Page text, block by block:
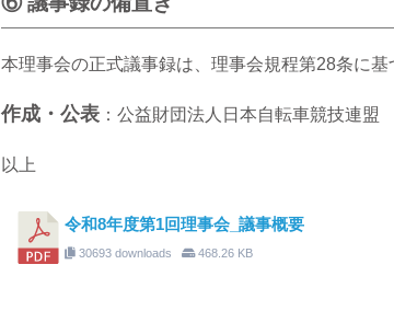
本理事会の正式議事録は、理事会規程第28条に
作成・公表 ：公益財団法人日本自転車競技連
以上
令和8年度第1回理事会_議事概要
30693 downloads 468.26 KB